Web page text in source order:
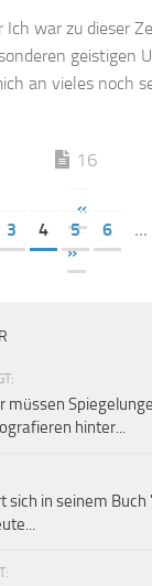
Ich war zu dieser
geistigen
an vieles noch
16
«
3 4 5 6 ...
»
müssen
hinter...
sich in seinem Buch